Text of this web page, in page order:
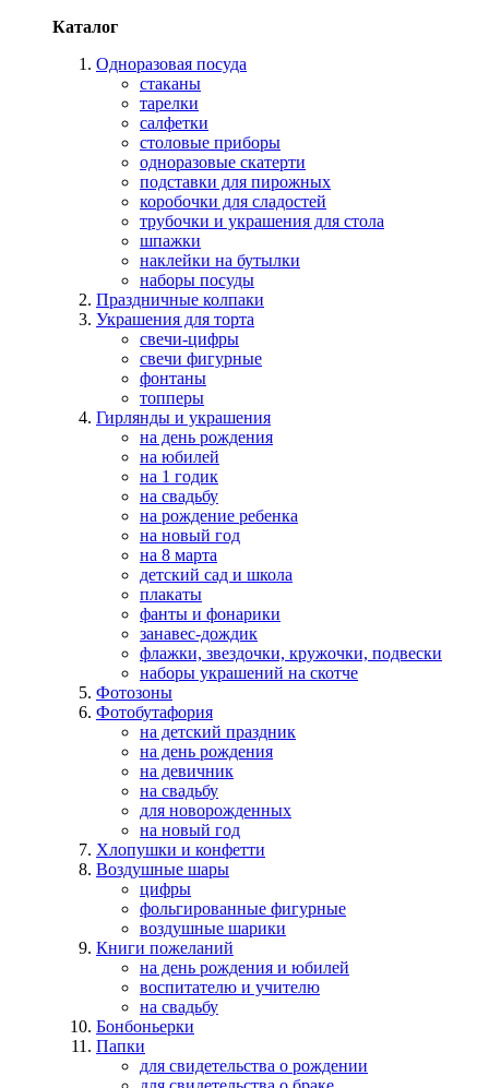
Каталог
Одноразовая посуда
стаканы
тарелки
салфетки
столовые приборы
одноразовые скатерти
подставки для пирожных
коробочки для сладостей
трубочки и украшения для стола
шпажки
наклейки на бутылки
наборы посуды
Праздничные колпаки
Украшения для торта
свечи-цифры
свечи фигурные
фонтаны
топперы
Гирлянды и украшения
на день рождения
на юбилей
на 1 годик
на свадьбу
на рождение ребенка
на новый год
на 8 марта
детский сад и школа
плакаты
фанты и фонарики
занавес-дождик
флажки, звездочки, кружочки, подвески
наборы украшений на скотче
Фотозоны
Фотобутафория
на детский праздник
на день рождения
на девичник
на свадьбу
для новорожденных
на новый год
Хлопушки и конфетти
Воздушные шары
цифры
фольгированные фигурные
воздушные шарики
Книги пожеланий
на день рождения и юбилей
воспитателю и учителю
на свадьбу
Бонбоньерки
Папки
для свидетельства о рождении